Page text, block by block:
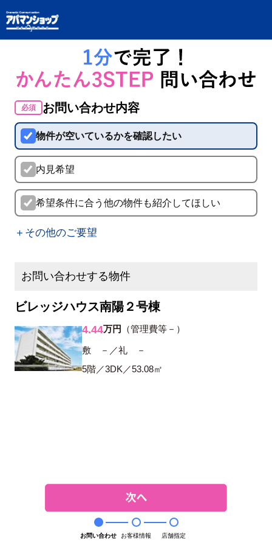
必須 お問い合わせ内容
物件が空いているかを確認したい
内見希望
希望条件に合う他の物件も紹介してほしい
＋その他のご要望
お問い合わせする物件
ビレッジハウス南陽２号棟
4.44万円 （管理費等－）
敷 －／礼 －
5階／3DK／53.08㎡
お問い合わせ お客様情報 店舗指定